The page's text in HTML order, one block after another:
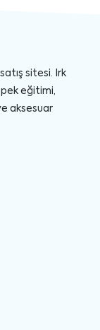
sitesi. Irk
eğitimi,
aksesuar